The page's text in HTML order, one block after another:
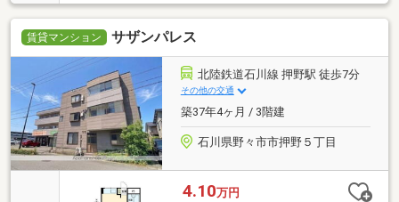
賃貸マンション サザンパレス
北陸鉄道石川線 押野駅 徒歩7分
その他の交通
築37年4ヶ月 / 3階建
石川県野々市市押野５丁目
4.10万円